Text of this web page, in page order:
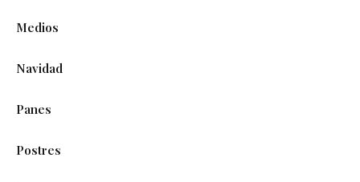
Medios
Navidad
Panes
Postres